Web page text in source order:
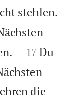
stehlen.
– 

17 Du
die